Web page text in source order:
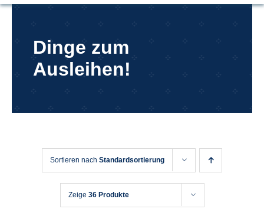
DingeDinge zum
Ausleihen!
Sortieren nach Standardsortierung
Zeige 36 Produkte